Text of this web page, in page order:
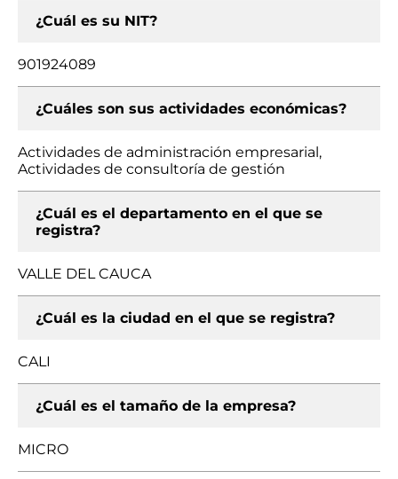
¿Cuál es su NIT?
901924089
¿Cuáles son sus actividades económicas?
Actividades de administración empresarial,
Actividades de consultoría de gestión
¿Cuál es el departamento en el que se
registra?
VALLE DEL CAUCA
¿Cuál es la ciudad en el que se registra?
CALI
¿Cuál es el tamaño de la empresa?
MICRO